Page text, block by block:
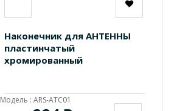
Наконечник для АНТЕННЫ
пластинчатый
хромированный
Модель : ARS-ATC01